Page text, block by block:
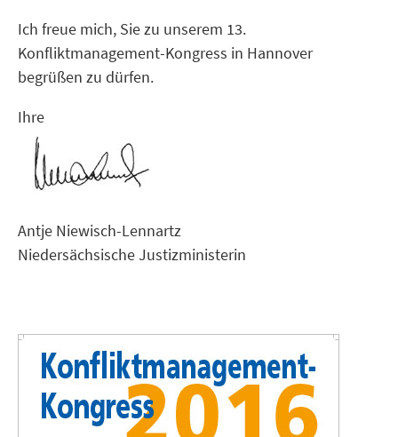
Ich freue mich, Sie zu unserem 13.
Konfliktmanagement-Kongress in Hannover
begrüßen zu dürfen.
Ihre
Antje Niewisch-Lennartz
Niedersächsische Justizministerin